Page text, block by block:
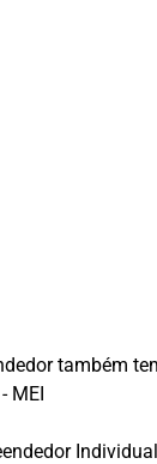
também